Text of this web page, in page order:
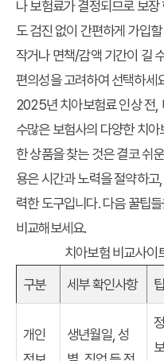
나 보험료가 결정되므로 보
도 검진 없이 간편하게 가입
작거나 면책/감액 기간이 길
편의성을 고려하여 선택하세
2025년 치아보험료 인상 전,
수많은 보험사의 다양한 치
한 상품을 찾는 것은 결코 쉬
용은 시간과 노력을 절약하
력한 도구입니다. 다음 꿀팁
비교해보세요.
치아보험 비교사이
구분
세부 확인사항
개인
생년월일, 성